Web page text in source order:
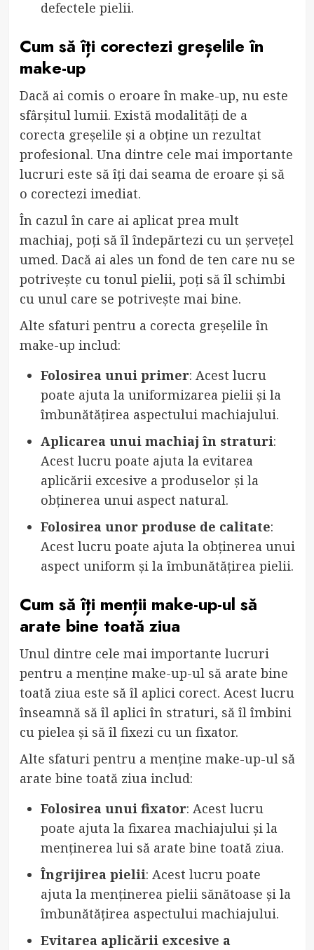
defectele pielii.
Cum să îți corectezi greșelile în
make-up
Dacă ai comis o eroare în make-up, nu este
sfârșitul lumii. Există modalități de a
corecta greșelile și a obține un rezultat
profesional. Una dintre cele mai importante
lucruri este să îți dai seama de eroare și să
o corectezi imediat.
În cazul în care ai aplicat prea mult
machiaj, poți să îl îndepărtezi cu un șervețel
umed. Dacă ai ales un fond de ten care nu se
potrivește cu tonul pielii, poți să îl schimbi
cu unul care se potrivește mai bine.
Alte sfaturi pentru a corecta greșelile în
make-up includ:
Folosirea unui primer: Acest lucru
poate ajuta la uniformizarea pielii și la
îmbunătățirea aspectului machiajului.
Aplicarea unui machiaj în straturi:
Acest lucru poate ajuta la evitarea
aplicării excesive a produselor și la
obținerea unui aspect natural.
Folosirea unor produse de calitate:
Acest lucru poate ajuta la obținerea unui
aspect uniform și la îmbunătățirea pielii.
Cum să îți menții make-up-ul să
arate bine toată ziua
Unul dintre cele mai importante lucruri
pentru a menține make-up-ul să arate bine
toată ziua este să îl aplici corect. Acest lucru
înseamnă să îl aplici în straturi, să îl îmbini
cu pielea și să îl fixezi cu un fixator.
Alte sfaturi pentru a menține make-up-ul să
arate bine toată ziua includ:
Folosirea unui fixator: Acest lucru
poate ajuta la fixarea machiajului și la
menținerea lui să arate bine toată ziua.
Îngrijirea pielii: Acest lucru poate
ajuta la menținerea pielii sănătoase și la
îmbunătățirea aspectului machiajului.
Evitarea aplicării excesive a